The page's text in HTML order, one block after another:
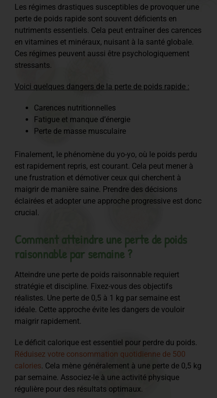
Les régimes drastiques susceptibles de provoquer une
perte de poids rapide sont souvent déficients en
nutriments essentiels. Cela peut entraîner des carences
en vitamines et minéraux, nuisant à la santé globale.
Ces régimes peuvent aussi être psychologiquement
stressants.
Voici quelques dangers de la perte de poids rapide :
Carences nutritionnelles
Fatigue et manque d’énergie
Perte de masse musculaire
Finalement, le phénomène du yo-yo, où le poids perdu
est rapidement repris, est courant. Cela peut mener à
une frustration et démotiver ceux qui cherchent à
maigrir de manière saine. Prendre des décisions
éclairées et adopter une approche progressive est donc
crucial.
Comment atteindre une perte de poids
raisonnable par semaine ?
Atteindre une perte de poids raisonnable requiert
stratégie et discipline. Fixez-vous des objectifs
réalistes. Une perte de 0,5 à 1 kg par semaine est
idéale. Cette approche évite les dangers de vouloir
maigrir rapidement.
Le déficit calorique est essentiel pour perdre du poids.
Réduisez votre consommation quotidienne de 500
calories. Cela mène généralement à une perte de 0,5 kg
par semaine. Associez-le à une activité physique
régulière pour des résultats optimaux.